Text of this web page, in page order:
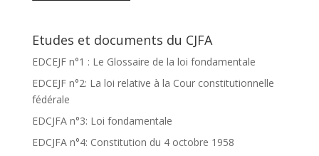
Etudes et documents du CJFA
EDCEJF n°1 : Le Glossaire de la loi fondamentale
EDCEJF n°2: La loi relative à la Cour constitutionnelle
fédérale
EDCJFA n°3: Loi fondamentale
EDCJFA n°4: Constitution du 4 octobre 1958